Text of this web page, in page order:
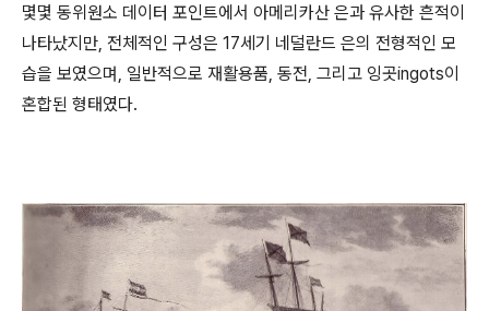
몇몇 동위원소 데이터 포인트에서 아메리카산 은과 유사한 흔적이
나타났지만, 전체적인 구성은 17세기 네덜란드 은의 전형적인 모
습을 보였으며, 일반적으로 재활용품, 동전, 그리고 잉곳ingots이
혼합된 형태였다.